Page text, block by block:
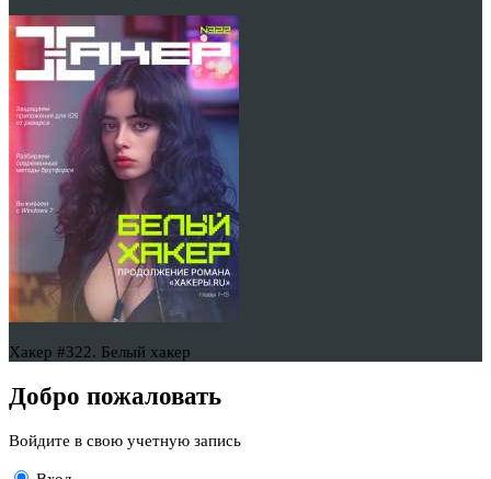
Хакер #322. Белый хакер
Добро пожаловать
Войдите в свою учетную запись